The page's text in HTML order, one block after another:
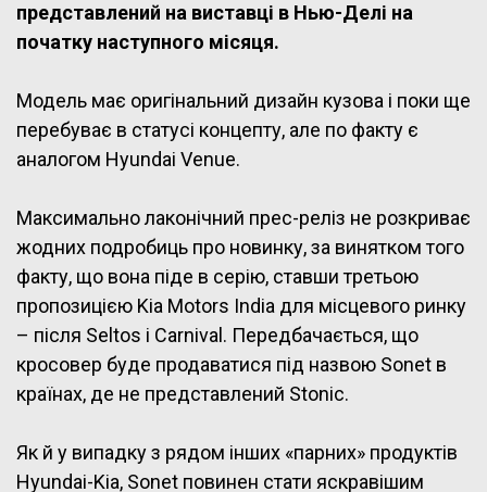
представлений на виставці в Нью-Делі на
початку наступного місяця.
Модель має оригінальний дизайн кузова і поки ще
перебуває в статусі концепту, але по факту є
аналогом Hyundai Venue.
Максимально лаконічний прес-реліз не розкриває
жодних подробиць про новинку, за винятком того
факту, що вона піде в серію, ставши третьою
пропозицією Kia Motors India для місцевого ринку
– після Seltos і Carnival. Передбачається, що
кросовер буде продаватися під назвою Sonet в
країнах, де не представлений Stonic.
Як й у випадку з рядом інших «парних» продуктів
Hyundai-Kia, Sonet повинен стати яскравішим